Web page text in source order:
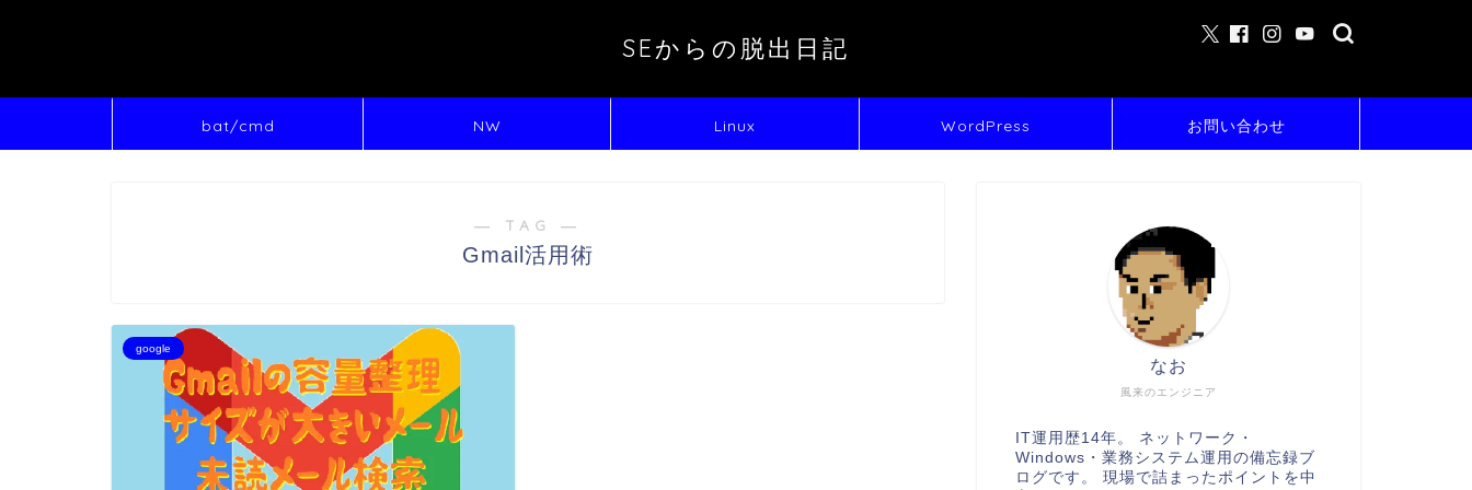
SEからの脱出日記
bat/cmd NW Linux WordPress お問い合わせ
― TAG ―
Gmail活用術
google
風来のエンジニア
なお
IT運用歴14年。 ネットワーク・
Windows・業務システム運用の備忘録ブ
ログです。 現場で詰まったポイントを中